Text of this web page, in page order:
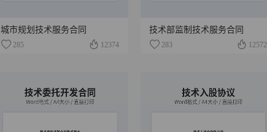
城市规划技术服务合同
285 12374
技术部监制技术服务合同
283 12572